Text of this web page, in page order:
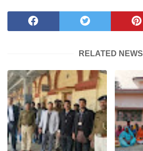
RELATED NEWS